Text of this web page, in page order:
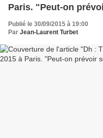
Paris. "Peut-on
Publié le 30/09/2015 à 19:00
Par Jean-Laurent Turbet